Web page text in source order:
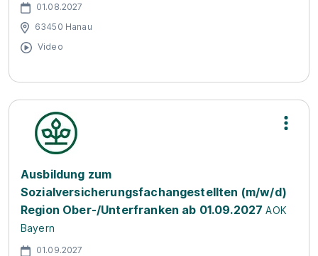
01.08.2027
63450 Hanau
Video
Ausbildung zum
Sozialversicherungsfachangestellten (m/w/d)
Region Ober-/Unterfranken ab 01.09.2027 AOK
Bayern
01.09.2027